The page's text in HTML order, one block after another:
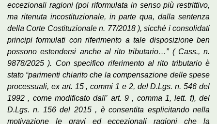
eccezionali ragioni (poi riformulata in senso più restrittivo,
ma ritenuta incostituzionale, in parte qua, dalla sentenza
della Corte Costituzionale n. 77/2018 ), sicché i consolidati
principi formulati con riferimento a tale disposizione ben
possono estendersi anche al rito tributario…” ( Cass., n.
9878/2025 ). Con specifico riferimento al rito tributario è
stato “parimenti chiarito che la compensazione delle spese
processuali, ex art. 15 , commi 1 e 2, del D.Lgs. n. 546 del
1992 , come modificato dall’ art. 9 , comma 1, lett. f), del
D.Lgs. n. 156 del 2015 , è consentita esplicitando nella
motivazione le gravi ed eccezionali ragioni che la